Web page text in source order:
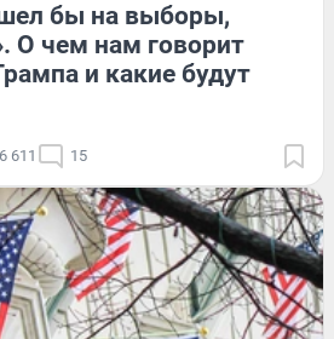
бы на выборы,
О чем нам говорит
и какие будут
6 611 15